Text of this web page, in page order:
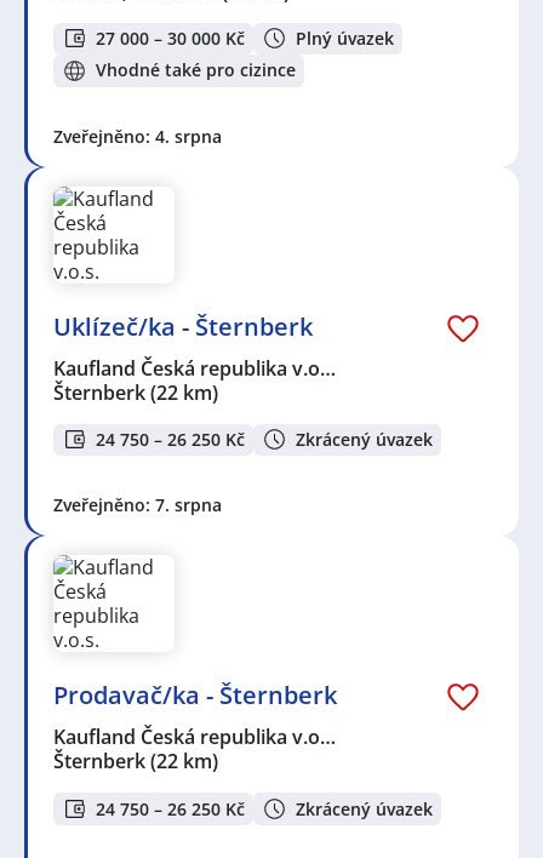
27 000 – 30 000 Kč
Plný úvazek
Vhodné také pro cizince
Zveřejněno: 4. srpna
Uklízeč/ka - Šternberk
Kaufland Česká republika v.o…
Šternberk(22 km)
24 750 – 26 250 Kč Zkrácený úvazek
Zveřejněno: 7. srpna
Prodavač/ka - Šternberk
Kaufland Česká republika v.o…
Šternberk(22 km)
24 750 – 26 250 Kč Zkrácený úvazek